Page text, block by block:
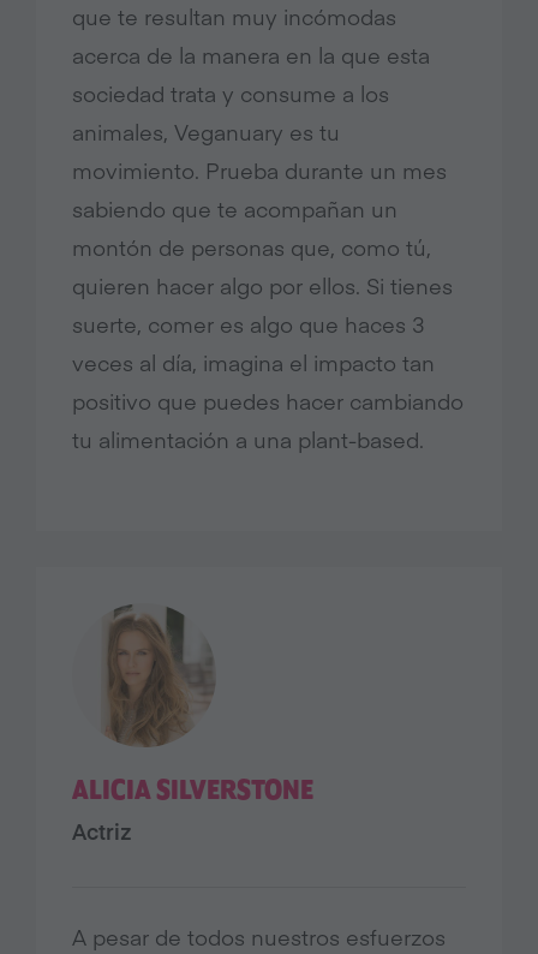
que te resultan muy incómodas
acerca de la manera en la que esta
sociedad trata y consume a los
animales, Veganuary es tu
movimiento. Prueba durante un mes
sabiendo que te acompañan un
montón de personas que, como tú,
quieren hacer algo por ellos. Si tienes
suerte, comer es algo que haces 3
veces al día, imagina el impacto tan
positivo que puedes hacer cambiando
tu alimentación a una plant-based.
ALICIA SILVERSTONE
Actriz
A pesar de todos nuestros esfuerzos